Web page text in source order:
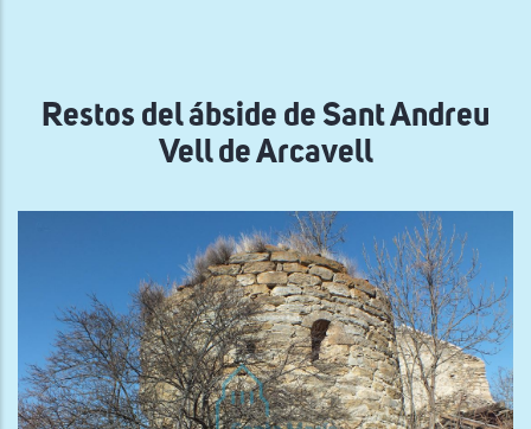
Restos del ábside de Sant Andreu
Vell de Arcavell